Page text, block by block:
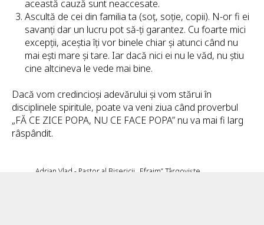
această cauză sunt neaccesate.
Ascultă de cei din familia ta (soț, soție, copii). N-or fi ei
savanți dar un lucru pot să-ți garantez. Cu foarte mici
excepții, aceștia îți vor binele chiar și atunci când nu
mai ești mare și tare. Iar dacă nici ei nu le văd, nu știu
cine altcineva le vede mai bine.
Dacă vom credincioși adevărului și vom stărui în
disciplinele spiritule, poate va veni ziua când proverbul
„FĂ CE ZICE POPA, NU CE FACE POPA” nu va mai fi larg
râspândit.
Adrian Vlad - Pastor al Bisericii „Efraim” Târgoviște